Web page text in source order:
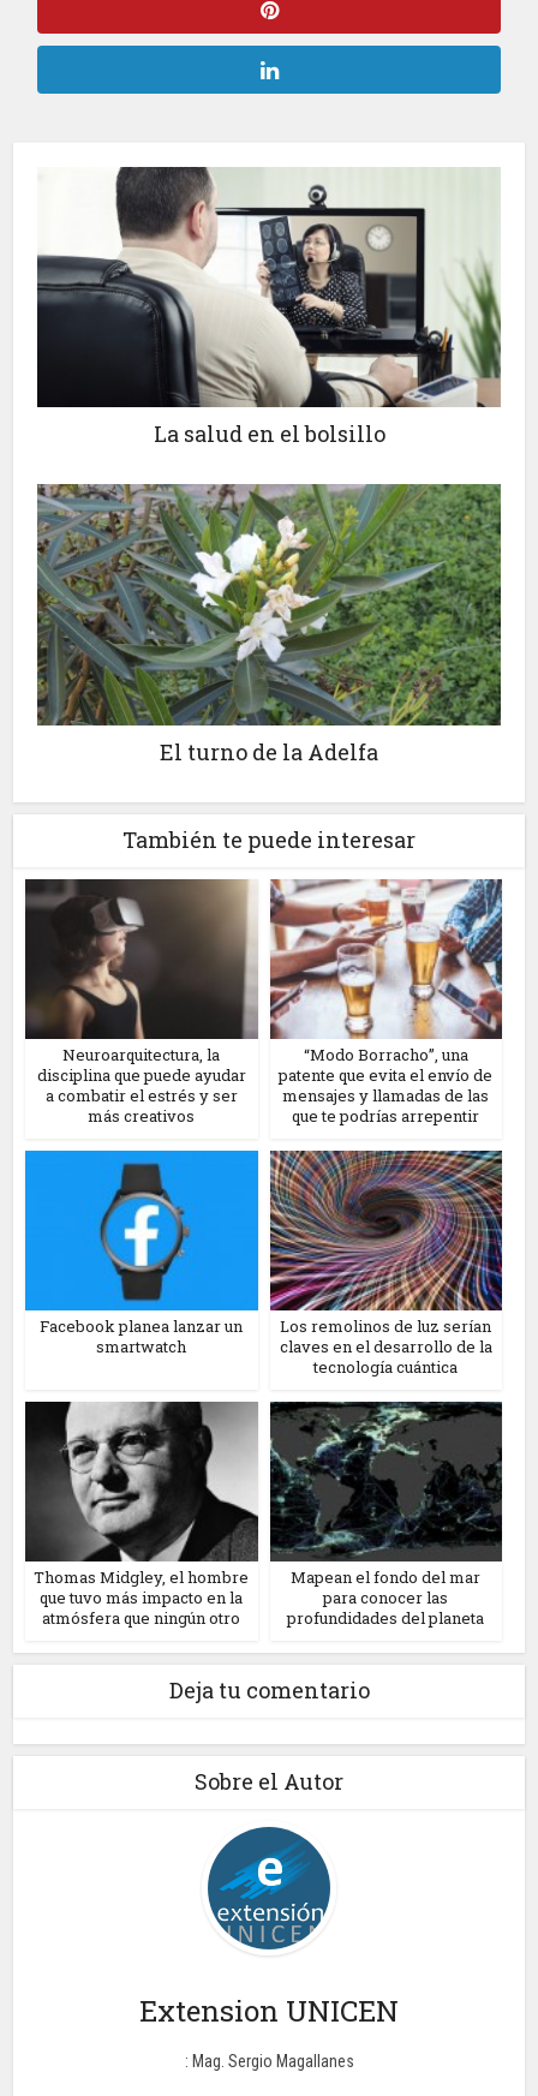
La salud en el bolsillo
El turno de la Adelfa
También te puede interesar
Neuroarquitectura, la
disciplina que puede ayudar
a combatir el estrés y ser
más creativos
“Modo Borracho”, una
patente que evita el envío de
mensajes y llamadas de las
que te podrías arrepentir
Facebook planea lanzar un
smartwatch
Los remolinos de luz serían
claves en el desarrollo de la
tecnología cuántica
Thomas Midgley, el hombre
que tuvo más impacto en la
atmósfera que ningún otro
Mapean el fondo del mar
para conocer las
profundidades del planeta
Deja tu comentario
Sobre el Autor
Extension UNICEN
: Mag. Sergio Magallanes